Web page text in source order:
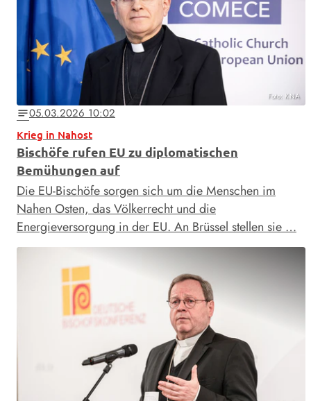
Foto: KNA
notes05.03.2026 10:02
Krieg in Nahost
Bischöfe rufen EU zu diplomatischen
Bemühungen auf
Die EU-Bischöfe sorgen sich um die Menschen im
Nahen Osten, das Völkerrecht und die
Energieversorgung in der EU. An Brüssel stellen sie …